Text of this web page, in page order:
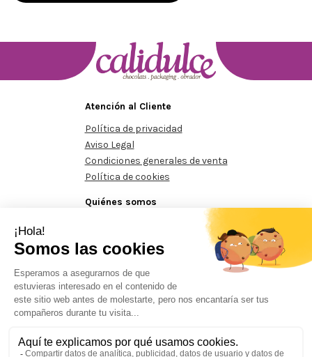
Atención al Cliente
Política de privacidad
Aviso Legal
Condiciones generales de venta
Política de cookies
Quiénes somos
Contacte con nosotros
de 125€ Pedidos mínimos de 125€ Pedidos mínimos
Prohibida la reproducción total o parcial del contenido aparecido en este sitio
web, sin el expreso consentimiento del propietario.
pandèmia de COVID-19.